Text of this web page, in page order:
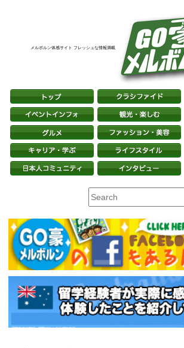
メルボルン体感サイト フレッシュな情報満載